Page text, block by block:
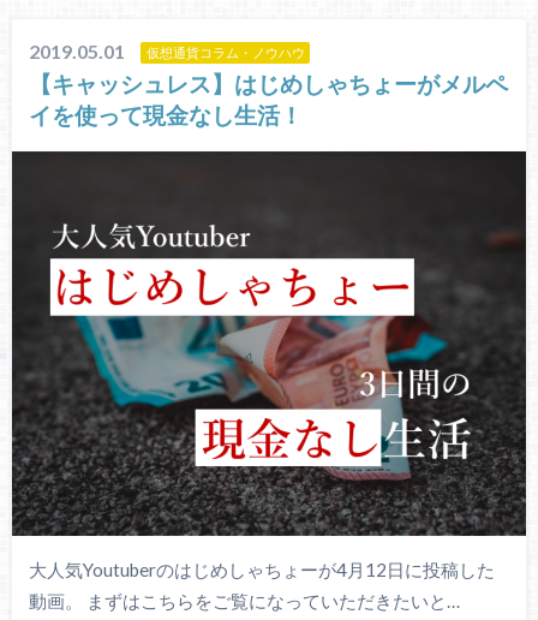
2019.05.01 仮想通貨コラム・ノウハウ
【キャッシュレス】はじめしゃちょーがメルペ
イを使って現金なし生活！
大人気Youtuberのはじめしゃちょーが4月12日に投稿した
動画。 まずはこちらをご覧になっていただきたいと…